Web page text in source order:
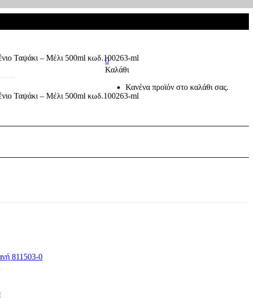
0
Καλάθι
Κανένα προϊόν στο καλάθι σας.